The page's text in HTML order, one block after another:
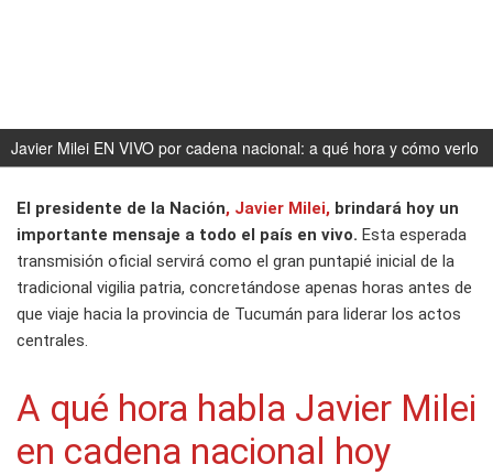
Javier Milei EN VIVO por cadena nacional: a qué hora y cómo verlo
El presidente de la Nación, Javier Milei, brindará hoy un
importante mensaje a todo el país en vivo. Esta esperada
transmisión oficial servirá como el gran puntapié inicial de la
tradicional vigilia patria, concretándose apenas horas antes de
que viaje hacia la provincia de Tucumán para liderar los actos
centrales.
A qué hora habla Javier Milei
en cadena nacional hoy